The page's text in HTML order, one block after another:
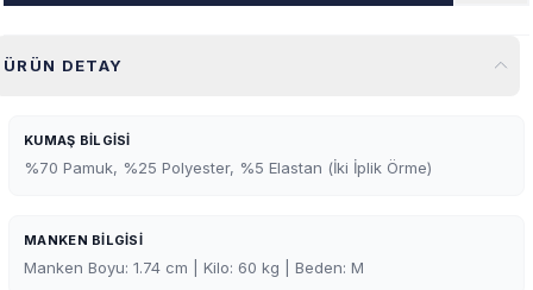
ÜRÜN DETAY
KUMAŞ BILGISI
%70 Pamuk, %25 Polyester, %5 Elastan (İki İplik Örme)
MANKEN BILGISI
Manken Boyu: 1.74 cm | Kilo: 60 kg | Beden: M